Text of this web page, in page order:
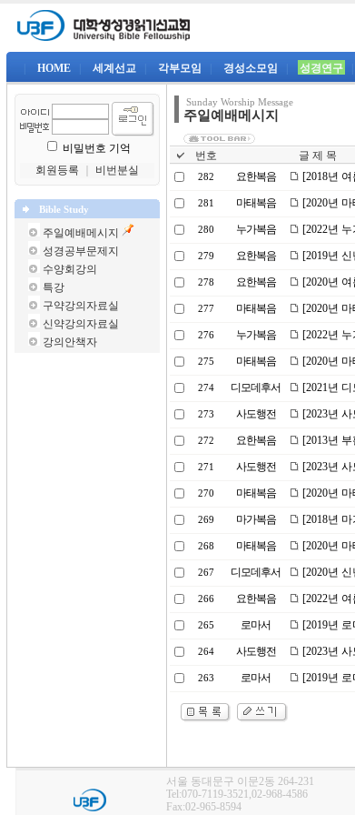
HOME 세계선교 각부모임 경성소모임 성경연구
비밀번호 기억
회원등록
비번분실
Bible Study
주일예배메시지
성경공부문제지
수양회강의
특강
구약강의자료실
신약강의자료실
강의안책자
Sunday Worship Message
주일예배메시지
번호 글 제 목
282 요한복음 [2018년
281 마태복음 [2020년
280 누가복음 [2022년
279 요한복음 [2019년
278 요한복음 [2020년
277 마태복음 [2020년
276 누가복음 [2022년
275 마태복음 [2020년
274 디모데후서 [2021년
273 사도행전 [2023년
272 요한복음 [2013년
271 사도행전 [2023년
270 마태복음 [2020년
269 마가복음 [2018년
268 마태복음 [2020년
267 디모데후서 [2020년
266 요한복음 [2022년
265 로마서 [2019년
264 사도행전 [2023년
263 로마서 [2019년
서울 동대문구 이문2동 264-231
Tel:070-7119-3521,02-968-4586
Fax:02-965-8594